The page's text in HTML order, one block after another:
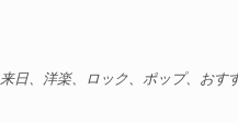
来日、洋楽、ロック、ポップ、おす